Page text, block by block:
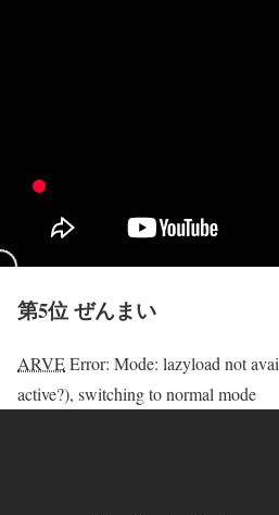
第5位 ぜんまい
ARVEError: Mode: lazyload not
active?), switching to normal mode